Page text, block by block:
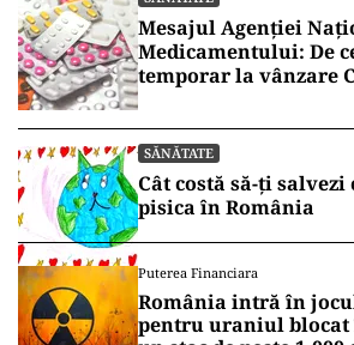
Mesajul Agenției
Medicamentului: De
temporar la vânzare
SĂNĂTATE
Cât costă să-ți salvezi
pisica în România
Puterea Financiara
România intră în
pentru uraniul blocat